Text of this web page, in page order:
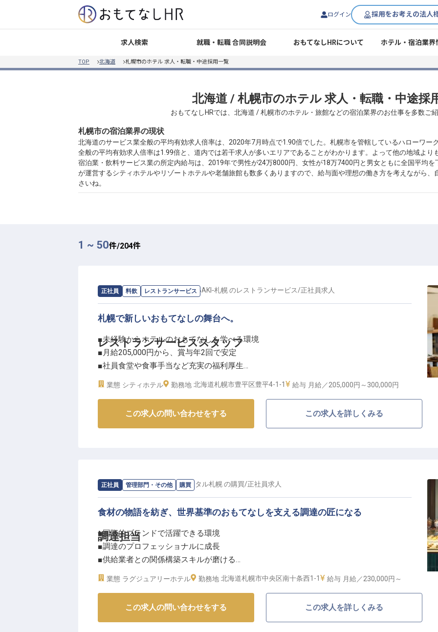
ログイン 採用をお考えの法人
求人検索 就職・転職 合同説明会 おもてなしHRについて ホテル・宿泊業界
TOP 北海道 札幌市のホテル 求人・転職・中途採用一覧
北海道 / 札幌市のホテル 求人・転職・中途採
おもてなしHRでは、北海道 / 札幌市のホテル・旅館などの宿泊業界のお仕事を多数ご
札幌市の宿泊業界の現状
北海道のサービス業全般の平均有効求人倍率は、2020年7月時点で1.90倍でした。札幌市を管轄しているハローワー
全般の平均有効求人倍率は1.99倍と、道内では若干求人が多いエリアであることがわかります。よって他の地域よ
宿泊業・飲料サービス業の所定内給与は、2019年で男性が24万8000円、女性が18万7400円と男女ともに全国平均
が運営するシティホテルやリゾートホテルや老舗旅館も数多くありますので、給与面や理想の働き方を考えながら
さいね。
1 ~ 50件/204件
正社員 料飲 レストランサービス
レストランサービススタッフ
求人情報：プレミアホテル‐TSUBAKI‐札幌のレストランサービス/正社員求人
札幌で新しいおもてなしの舞台へ。
■未経験からホテルのおもてなしを学べる環境
■月給205,000円から、賞与年2回で安定
■社員食堂や食事手当など充実の福利厚生
■産休育休実績あり、長く安心して働ける
札幌の地で、お客様に最高のひとときをお届けするレストランサービススタッフを募集し
ています。
お客様の「ありがとう」が直接聞ける、やりがいのある環境です。
ーー【安心して長く働ける、充実のサポート体制】
働きやすい環境を整えています。
月給205,000円からの安定した給与に加え、年2回の賞与で日頃の頑張りをしっかり評価。
社員食堂や食事手当、社会保険完備はもちろん、産前産後・育児休業の取得実績もあり、
ライフステージの変化にも柔軟に対応します。
※2026年03月26日時点の情報です
業態 シティホテル 勤務地 北海道札幌市豊平区豊平4-1-1 給与 月給／205,000円～ 300,000円
この求人の問い合わせをする この求人を詳しくみる
正社員 管理部門・その他 購買
調達担当
求人情報：インターコンチネンタル札幌の購買/正社員求人
食材の物語を紡ぎ、世界基準のおもてなしを支える調達の匠になる
■国際的ブランドで活躍できる環境
■調達のプロフェッショナルに成長
■供給業者との関係構築スキルが磨ける
■ホテル品質を支える重要なポジション
インターコンチネンタル札幌では、世界中のお客様に上質のおもてなしを提供するため、
調達担当スタッフを募集しています。ホテルの「顔」となる品質の高いアイテムを適切な
業態 ラグジュアリーホテル 勤務地 北海道札幌市中央区南十条西1-1 給与 月給／230,000円～
この求人の問い合わせをする この求人を詳しくみる